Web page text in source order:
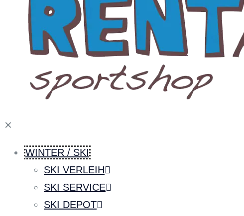
✕
WINTER / SKI
SKI VERLEIH
SKI SERVICE
SKI DEPOT